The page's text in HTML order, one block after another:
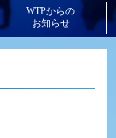
WTPからの
お知らせ